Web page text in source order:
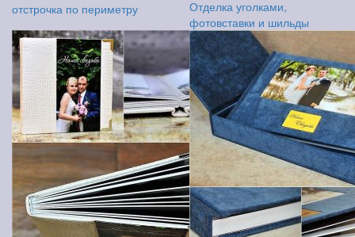
отстрочка по периметру
Отделка уголками,
фотовставки и шильды